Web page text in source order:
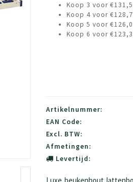
Koop 3 voor
Koop 4 voor
Koop 5 voor
Koop 6 voor
Artikelnummer:
EAN Code:
Excl. BTW:
Afmetingen:
Levertijd: